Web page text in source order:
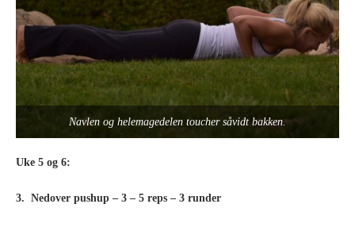
Navlen og helemagedelen toucher såvidt bakken.
Uke 5 og 6:
3. Nedover pushup – 3 – 5 reps – 3 runder